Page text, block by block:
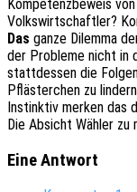
Kompe­tenz­be­weis
Volks­wirt­schaft­ler?
Das ganze Dilem­ma
der Proble­me nicht in
statt­des­sen die
Pfläs­ter­chen zu
Instink­tiv merken das
Die Absicht Wähler
Eine Antwort